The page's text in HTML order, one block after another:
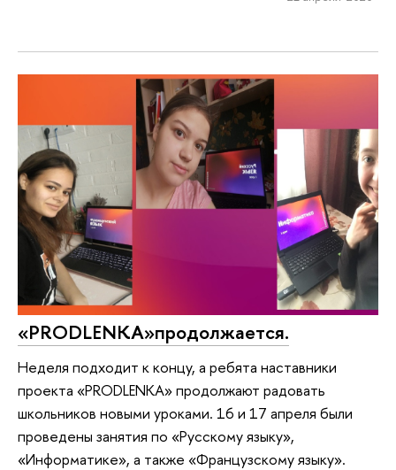
«PRODLENKA»продолжается.
Неделя подходит к концу, а ребята наставники
проекта «PRODLENKA» продолжают радовать
школьников новыми уроками. 16 и 17 апреля были
проведены занятия по «Русскому языку»,
«Информатике», а также «Французскому языку».